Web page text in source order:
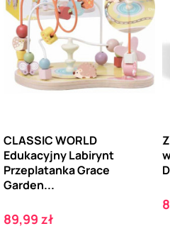
CLASSIC WORLD
Edukacyjny Labirynt
Przeplatanka Grace
Garden...
Cena
89,99 zł